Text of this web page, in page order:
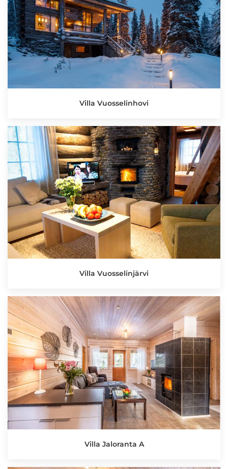
Villa Vuosselinhovi
Villa Vuosselinjärvi
Villa Jaloranta A